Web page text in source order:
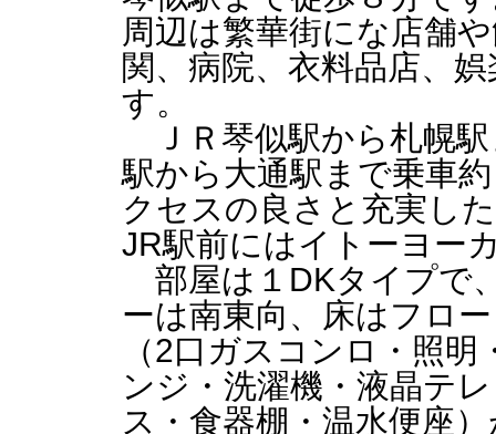
周辺は繁華街にな店舗
関、病院、衣料品店、
す。
ＪＲ琴似駅から札幌駅
駅から大通駅まで乗車
クセスの良さと充実し
JR駅前にはイトーヨー
部屋は１DKタイプで
ーは南東向、床はフロ
（2口ガスコンロ・照
ンジ・洗濯機・液晶テ
ス・食器棚・温水便座